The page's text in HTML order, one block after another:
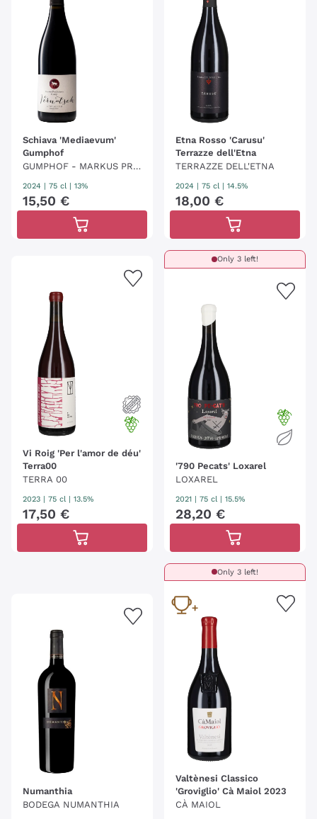
Schiava 'Mediaevum'
Gumphof
GUMPHOF - MARKUS PRA
2024 | 75 cl | 13%
15,50 €
Etna Rosso 'Carusu'
Terrazze dell'Etna
TERRAZZE DELL'ETNA
2024 | 75 cl | 14.5%
18,00 €
Vi Roig 'Per l'amor de déu'
Terra00
TERRA 00
2023 | 75 cl | 13.5%
17,50 €
Only 3 left!
'790 Pecats' Loxarel
LOXAREL
2021 | 75 cl | 15.5%
28,20 €
Numanthia
BODEGA NUMANTHIA
Only 3 left!
Valtènesi Classico
'Groviglio' Cà Maiol 2023
CÀ MAIOL